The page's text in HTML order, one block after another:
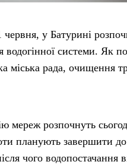
червня, у Батурині
водогінної системи. Як
міська рада, очищення
мереж розпочнуть
планують завершити до
чого водопостачання